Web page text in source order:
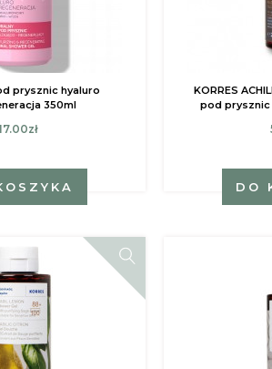
prysznic hyaluro
350ml
KORRES
pod prysznic
DO